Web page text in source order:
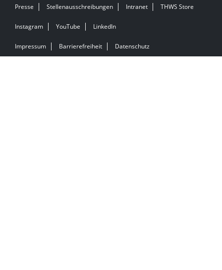
Presse Stellenausschreibungen Intranet THWS Store
Instagram YouTube LinkedIn
Impressum Barrierefreiheit Datenschutz